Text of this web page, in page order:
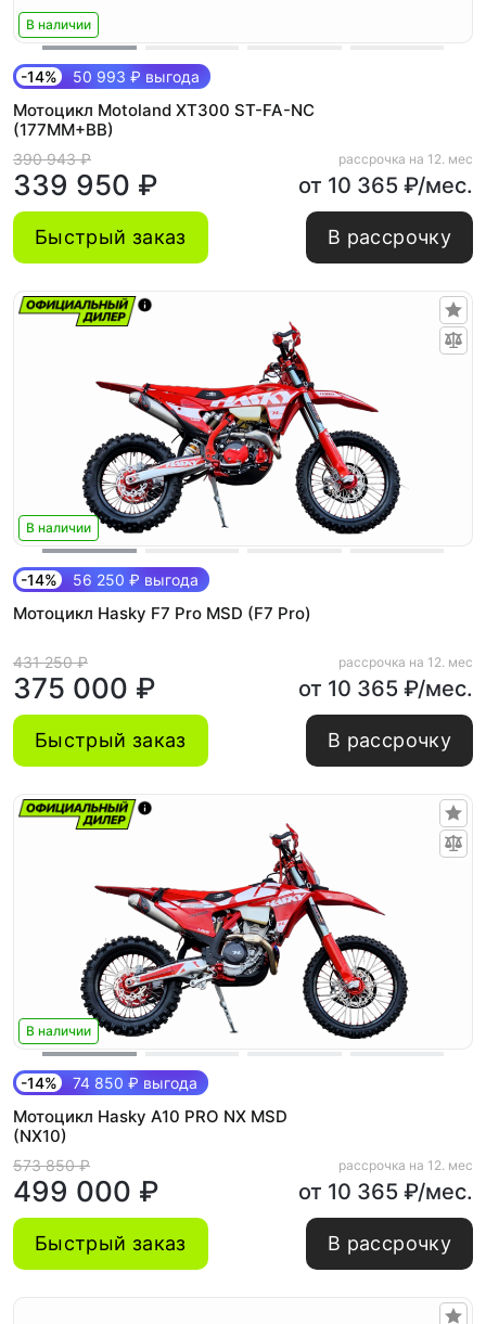
В наличии
-14% 50 993 ₽ выгода
Мотоцикл Motoland XT300 ST-FA-NC
(177MM+BB)
390 943 ₽
339 950 ₽
рассрочка на 12. мес
от 10 365 ₽/мес.
Быстрый заказ В рассрочку
В наличии
-14% 56 250 ₽ выгода
Мотоцикл Hasky F7 Pro MSD (F7 Pro)
431 250 ₽
375 000 ₽
рассрочка на 12. мес
от 10 365 ₽/мес.
Быстрый заказ В рассрочку
В наличии
-14% 74 850 ₽ выгода
Мотоцикл Hasky A10 PRO NX MSD
(NX10)
573 850 ₽
499 000 ₽
рассрочка на 12. мес
от 10 365 ₽/мес.
Быстрый заказ В рассрочку